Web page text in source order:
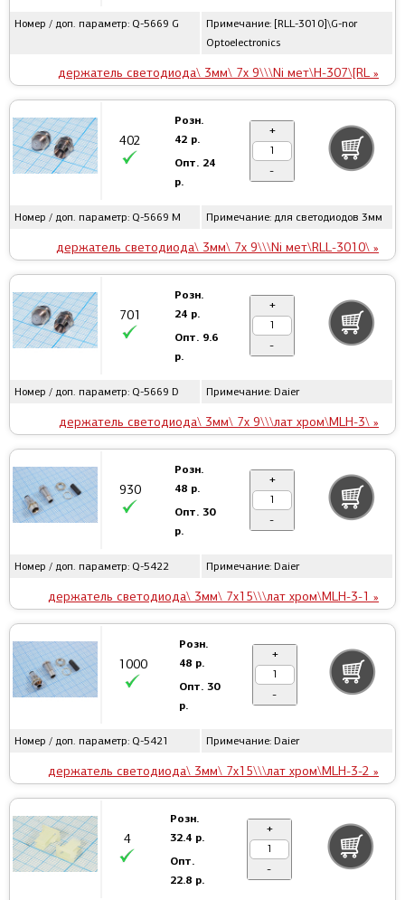
Номер / доп. параметр: Q-5669 G
Примечание: [RLL-3010]\G-nor
Optoelectronics
держатель светодиода\ 3мм\ 7x 9\\\Ni мет\H-307\[RL »
Номер / доп. параметр: Q-5669 M Примечание: для светодиодов 3мм
держатель светодиода\ 3мм\ 7x 9\\\Ni мет\RLL-3010\ »
402
Розн.
42 р.
Опт. 24
р.
+
-
Номер / доп. параметр: Q-5669 D Примечание: Daier
держатель светодиода\ 3мм\ 7x 9\\\лат хром\MLH-3\ »
701
Розн.
24 р.
Опт. 9.6
р.
+
-
Номер / доп. параметр: Q-5422 Примечание: Daier
держатель светодиода\ 3мм\ 7x15\\\лат хром\MLH-3-1 »
930
Розн.
48 р.
Опт. 30
р.
+
-
Номер / доп. параметр: Q-5421 Примечание: Daier
держатель светодиода\ 3мм\ 7x15\\\лат хром\MLH-3-2 »
1000
Розн.
48 р.
Опт. 30
р.
+
-
4
Розн.
32.4 р.
Опт.
22.8 р.
+
-